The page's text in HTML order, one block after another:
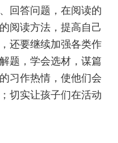
回答问题，在阅读的
阅读方法，提高自己
还要继续加强各类作
题，学会选材，谋篇
习作热情，使他们会
切实让孩子们在活动